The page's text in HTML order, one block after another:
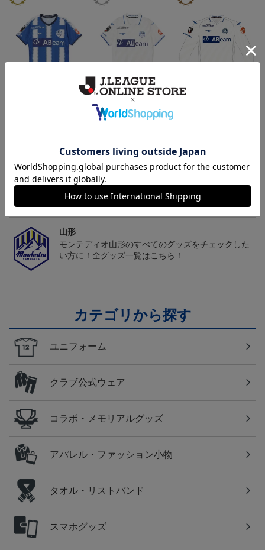
26/27オーセンティックユ
26/27オーセンティックユ
ニフォーム半袖（FP2n
d）
18,700円～23,760円
26/27オーセンティックユ
山形
チームマスコット「ディーオ」グッズは、サポータ
ーやファン必見！
山形
モンテディオ山形のすべてのグッズをチェックした
い方に！全グッズ一覧はこちら！
カテゴリから探す
ユニフォーム
クラブ公式ウェア
コラボ・メモリアルグッズ
アパレル・ファッション小物
タオル・リストバンド
スマホグッズ